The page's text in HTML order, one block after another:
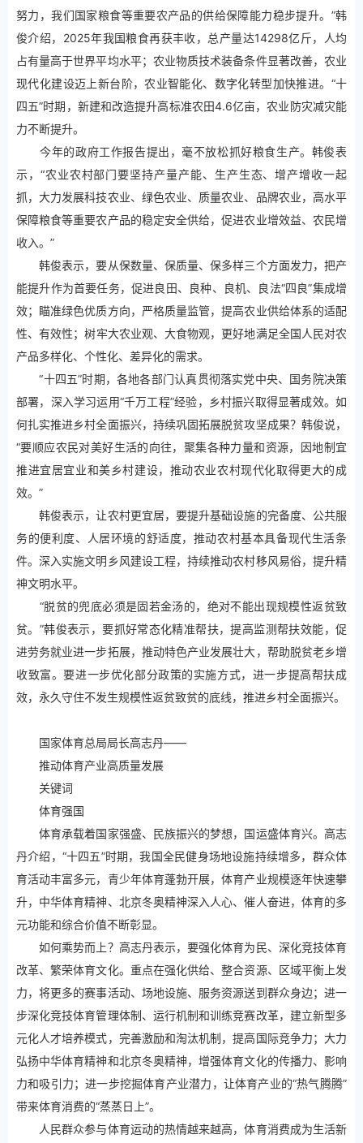
努力，我们国家粮食等重要农产品的供给保障能力稳步提升。”韩
俊介绍，2025年我国粮食再获丰收，总产量达14298亿斤，人均
占有量高于世界平均水平；农业物质技术装备条件显著改善，农业
现代化建设迈上新台阶，农业智能化、数字化转型加快推进。“十
四五”时期，新建和改造提升高标准农田4.6亿亩，农业防灾减灾能
力不断提升。
今年的政府工作报告提出，毫不放松抓好粮食生产。韩俊表
示，“农业农村部门要坚持产量产能、生产生态、增产增收一起
抓，大力发展科技农业、绿色农业、质量农业、品牌农业，高水平
保障粮食等重要农产品的稳定安全供给，促进农业增效益、农民增
收入。”
韩俊表示，要从保数量、保质量、保多样三个方面发力，把产
能提升作为首要任务，促进良田、良种、良机、良法“四良”集成增
效；瞄准绿色优质方向，严格质量监管，提高农业供给体系的适配
性、有效性；树牢大农业观、大食物观，更好地满足全国人民对农
产品多样化、个性化、差异化的需求。
“十四五”时期，各地各部门认真贯彻落实党中央、国务院决策
部署，深入学习运用“千万工程”经验，乡村振兴取得显著成效。如
何扎实推进乡村全面振兴，持续巩固拓展脱贫攻坚成果？韩俊说，
“要顺应农民对美好生活的向往，聚集各种力量和资源，因地制宜
推进宜居宜业和美乡村建设，推动农业农村现代化取得更大的成
效。”
韩俊表示，让农村更宜居，要提升基础设施的完备度、公共服
务的便利度、人居环境的舒适度，推动农村基本具备现代生活条
件。深入实施文明乡风建设工程，持续推动农村移风易俗，提升精
神文明水平。
“脱贫的兜底必须是固若金汤的，绝对不能出现规模性返贫致
贫。”韩俊表示，要抓好常态化精准帮扶，提高监测帮扶效能，促
进劳务就业进一步拓展，推动特色产业发展壮大，帮助脱贫老乡增
收致富。要进一步优化部分政策的实施方式，进一步提高帮扶成
效，永久守住不发生规模性返贫致贫的底线，推进乡村全面振兴。
国家体育总局局长高志丹——
推动体育产业高质量发展
关键词
体育强国
体育承载着国家强盛、民族振兴的梦想，国运盛体育兴。高志
丹介绍，“十四五”时期，我国全民健身场地设施持续增多，群众体
育活动丰富多元，青少年体育蓬勃开展，体育产业规模逐年快速攀
升，中华体育精神、北京冬奥精神深入人心、催人奋进，体育的多
元功能和综合价值不断彰显。
如何乘势而上？高志丹表示，要强化体育为民、深化竞技体育
改革、繁荣体育文化。重点在强化供给、整合资源、区域平衡上发
力，将更多的赛事活动、场地设施、服务资源送到群众身边；进一
步深化竞技体育管理体制、运行机制和训练竞赛改革，建立新型多
元化人才培养模式，完善激励和淘汰机制，提高国际竞争力；大力
弘扬中华体育精神和北京冬奥精神，增强体育文化的传播力、影响
力和吸引力；进一步挖掘体育产业潜力，让体育产业的“热气腾腾”
带来体育消费的“蒸蒸日上”。
人民群众参与体育运动的热情越来越高，体育消费成为生活新